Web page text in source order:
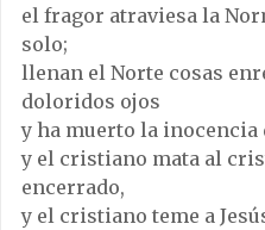
el fragor atraviesa la
solo;
llenan el Norte cosas
doloridos ojos
y ha muerto la inocencia
y el cristiano mata al
encerrado,
y el cristiano teme a